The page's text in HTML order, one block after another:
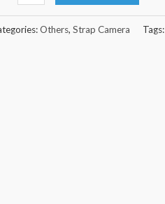
Others, Strap Camera Tags: